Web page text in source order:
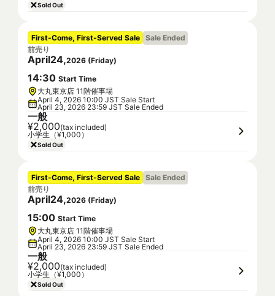
Sold Out
First-Come, First-Served Sale Sale Ended
前売り
April24,2026 (Friday)
14:30 Start Time
大丸東京店 11階催事場
April 4, 2026 10:00 JST Sale Start
April 23, 2026 23:59 JST Sale Ended
一般
¥2,000(tax included)
小学生（¥1,000）
Sold Out
First-Come, First-Served Sale Sale Ended
前売り
April24,2026 (Friday)
15:00 Start Time
大丸東京店 11階催事場
April 4, 2026 10:00 JST Sale Start
April 23, 2026 23:59 JST Sale Ended
一般
¥2,000(tax included)
小学生（¥1,000）
Sold Out